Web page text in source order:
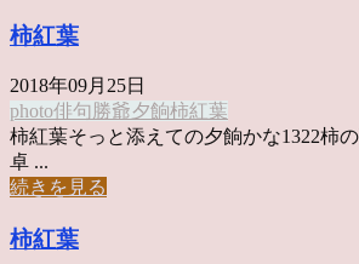
柿紅葉
2018年09月25日
photo俳句勝爺夕餉柿紅葉
柿紅葉そっと添えての夕餉かな1322柿
卓 ...
続きを見る
柿紅葉